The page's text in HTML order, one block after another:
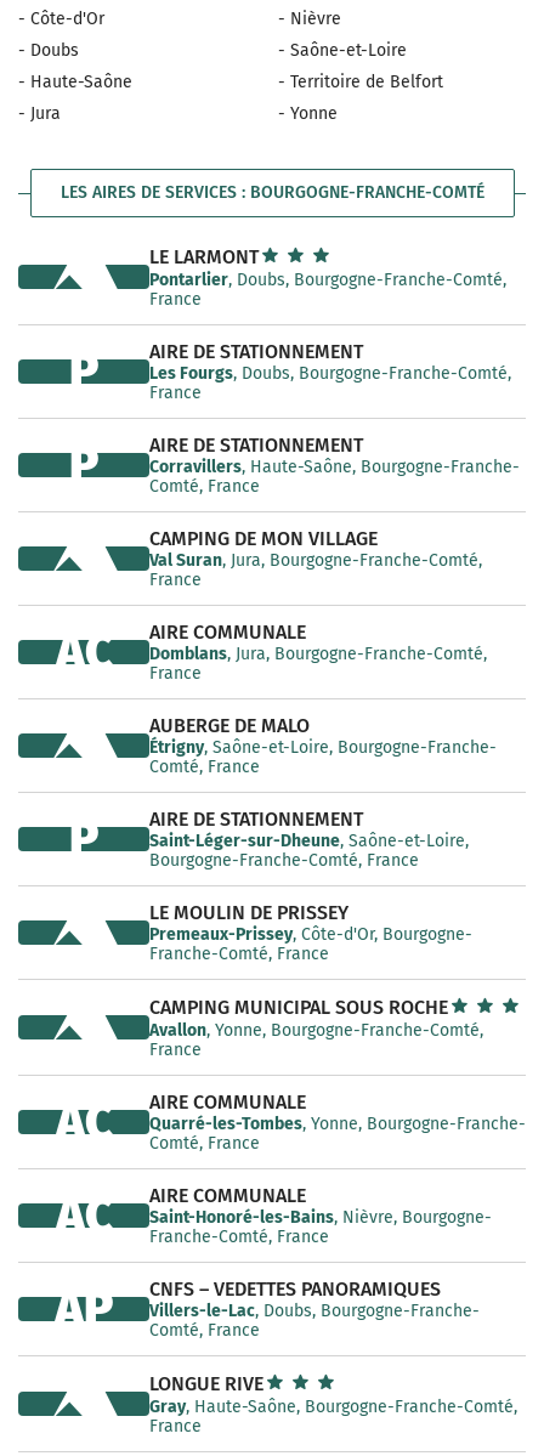
eb
l
e
- Côte-d'Or
- Doubs
- Haute-Saône
- Jura
- Nièvre
- Saône-et-Loire
- Territoire de Belfort
- Yonne
LES AIRES DE SERVICES : BOURGOGNE-FRANCHE-COMTÉ
LE LARMONT
Pontarlier, Doubs, Bourgogne-Franche-Comté,
France
AIRE DE STATIONNEMENT
Les Fourgs, Doubs, Bourgogne-Franche-Comté,
France
P
AIRE DE STATIONNEMENT
Corravillers, Haute-Saône, Bourgogne-Franche-
Comté, France
P
CAMPING DE MON VILLAGE
Val Suran, Jura, Bourgogne-Franche-Comté,
France
AIRE COMMUNALE
Domblans, Jura, Bourgogne-Franche-Comté,
France
AC
AUBERGE DE MALO
Étrigny, Saône-et-Loire, Bourgogne-Franche-
Comté, France
AIRE DE STATIONNEMENT
Saint-Léger-sur-Dheune, Saône-et-Loire,
Bourgogne-Franche-Comté, France
P
LE MOULIN DE PRISSEY
Premeaux-Prissey, Côte-d'Or, Bourgogne-
Franche-Comté, France
CAMPING MUNICIPAL SOUS ROCHE
Avallon, Yonne, Bourgogne-Franche-Comté,
France
AIRE COMMUNALE
Quarré-les-Tombes, Yonne, Bourgogne-Franche-
Comté, France
AC
AIRE COMMUNALE
Saint-Honoré-les-Bains, Nièvre, Bourgogne-
Franche-Comté, France
AC
CNFS – VEDETTES PANORAMIQUES
Villers-le-Lac, Doubs, Bourgogne-Franche-
Comté, France
AP
LONGUE RIVE
Gray, Haute-Saône, Bourgogne-Franche-Comté,
France